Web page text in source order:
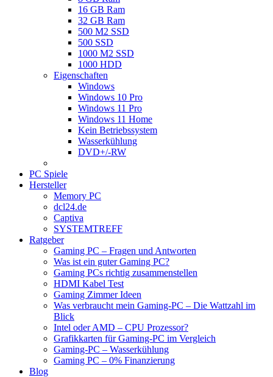
16 GB Ram
32 GB Ram
500 M2 SSD
500 SSD
1000 M2 SSD
1000 HDD
Eigenschaften
Windows
Windows 10 Pro
Windows 11 Pro
Windows 11 Home
Kein Betriebssystem
Wasserkühlung
DVD+/-RW
PC Spiele
Hersteller
Memory PC
dcl24.de
Captiva
SYSTEMTREFF
Ratgeber
Gaming PC – Fragen und Antworten
Was ist ein guter Gaming PC?
Gaming PCs richtig zusammenstellen
HDMI Kabel Test
Gaming Zimmer Ideen
Was verbraucht mein Gaming-PC – Die Wattzahl im
Blick
Intel oder AMD – CPU Prozessor?
Grafikkarten für Gaming-PC im Vergleich
Gaming-PC – Wasserkühlung
Gaming PC – 0% Finanzierung
Blog